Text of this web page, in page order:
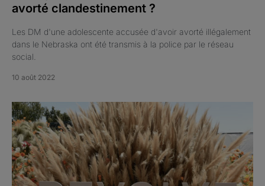
avorté clandestinement ?
Les DM d'une adolescente accusée d'avoir avorté illégalement
dans le Nebraska ont été transmis à la police par le réseau
social.
10 août 2022